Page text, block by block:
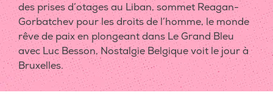
des prises d’otages au Liban, sommet Reagan-
Gorbatchev pour les droits de l’homme, le monde
rêve de paix en plongeant dans Le Grand Bleu
avec Luc Besson, Nostalgie Belgique voit le jour à
Bruxelles.